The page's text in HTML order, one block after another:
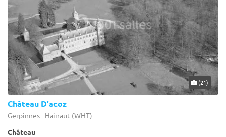
(21)
Château D'acoz
Gerpinnes - Hainaut (WHT)
Château